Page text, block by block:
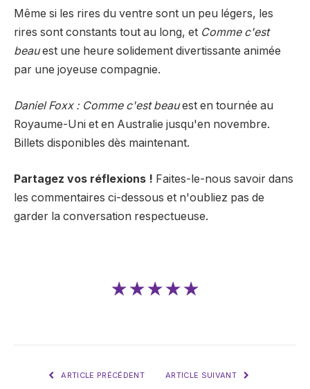
Même si les rires du ventre sont un peu légers, les
rires sont constants tout au long, et Comme c'est
beauest une heure solidement divertissante animée
par une joyeuse compagnie.
Daniel Foxx : Comme c'est beauest en tournée au
Royaume-Uni et en Australie jusqu'en novembre.
Billets disponibles dès maintenant.
Partagez vos réflexions ! Faites-le-nous savoir dans
les commentaires ci-dessous et n'oubliez pas de
garder la conversation respectueuse.
★★★★★
ARTICLE PRÉCÉDENT ARTICLE SUIVANT